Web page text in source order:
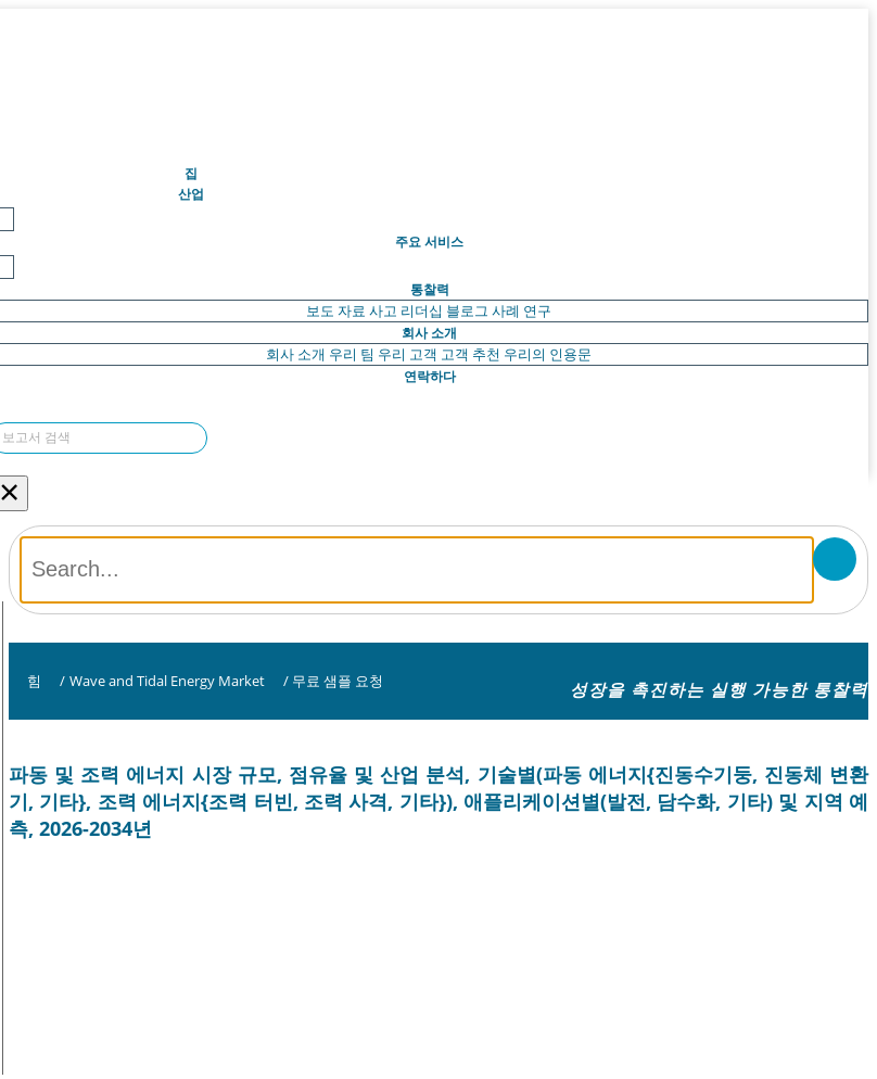
집(현재의)
산업
주요 서비스
통찰력
보도 자료 사고 리더십 블로그 사례 연구
회사 소개
회사 소개 우리 팀 우리 고객 고객 추천 우리의 인용문
연락하다
×
힘 / Wave and Tidal Energy Market / 무료 샘플 요청 성장을 촉진하는 실행 가능한 통찰력
파동 및 조력 에너지 시장 규모, 점유율 및 산업 분석, 기술별(파동 에너지{진동수기둥, 진동체 변환
기, 기타}, 조력 에너지{조력 터빈, 조력 사격, 기타}), 애플리케이션별(발전, 담수화, 기타) 및 지역 예
측, 2026-2034년